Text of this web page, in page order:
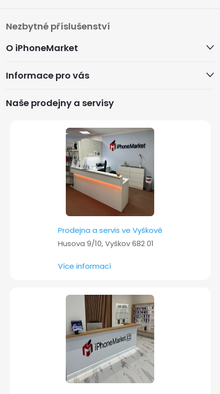
Z
á
p
a
O iPhoneMarket
Informace pro vás
Naše prodejny a servisy
Prodejna a servis ve Vyškově
Husova 9/10, Vyškov 682 01
Více informací
Nezbytné příslušenství